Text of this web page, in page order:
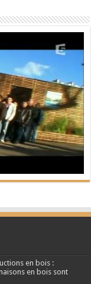
en bois :
en bois sont